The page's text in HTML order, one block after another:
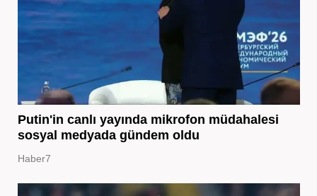
Putin'in canlı yayında mikrofon müdahalesi
sosyal medyada gündem oldu
Haber7